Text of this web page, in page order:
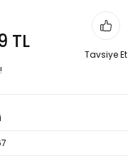
TL
Tavsiye Et